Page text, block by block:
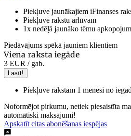
Piekļuve jaunākajiem iFinanses
Piekļuve rakstu arhīvam
1x nedēļā jaunāko tēmu
Piedāvājums spēkā jauniem klientiem
Viena raksta iegāde
3 EUR / gab.
Lasīt!
Piekļuve rakstam 1 mēnesi no
Noformējot pirkumu, netiek piesaistīta
automātiski maksājumi!
Apskatīt citas abonēšanas iespējas